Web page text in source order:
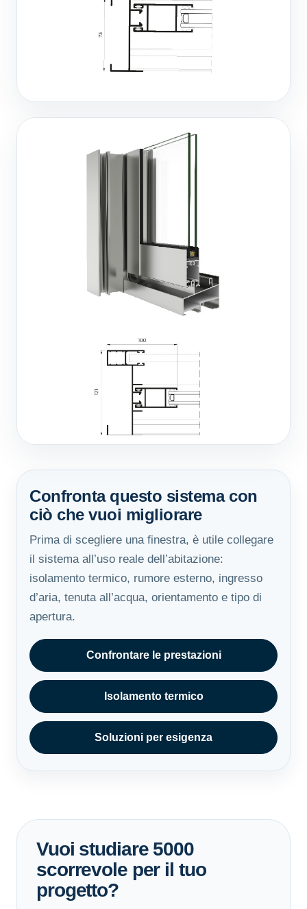
Confronta questo sistema con
ciò che vuoi migliorare
Prima di scegliere una finestra, è utile collegare
il sistema all’uso reale dell’abitazione:
isolamento termico, rumore esterno, ingresso
d’aria, tenuta all’acqua, orientamento e tipo di
apertura.
Confrontare le prestazioni
Isolamento termico
Soluzioni per esigenza
Vuoi studiare 5000
scorrevole per il tuo
progetto?